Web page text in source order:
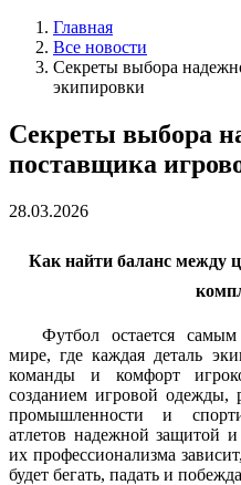
Главная
Все новости
Секреты выбора
экипировки
Секреты выбора
поставщика
28.03.2026
Как найти баланс между
Футбол остается
мире, где каждая деталь
команды и комфорт
созданием игровой одежды,
промышленности и
атлетов надежной
их профессионализма
будет бегать, падать и